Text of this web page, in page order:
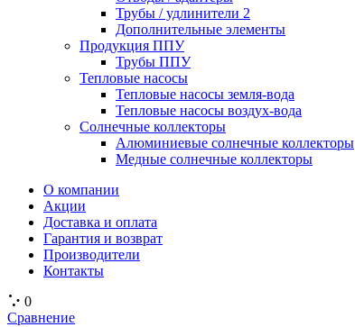
Трубы / удлинители 2
Дополнительные элементы
Продукция ППУ
Трубы ППУ
Тепловые насосы
Тепловые насосы земля-вода
Тепловые насосы воздух-вода
Солнечные коллекторы
Алюминиевые солнечные коллекторы
Медные солнечные коллекторы
О компании
Акции
Доставка и оплата
Гарантия и возврат
Производители
Контакты
0
Сравнение